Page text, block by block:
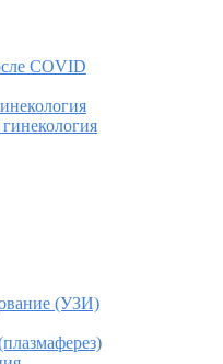
COVID
(УЗИ)